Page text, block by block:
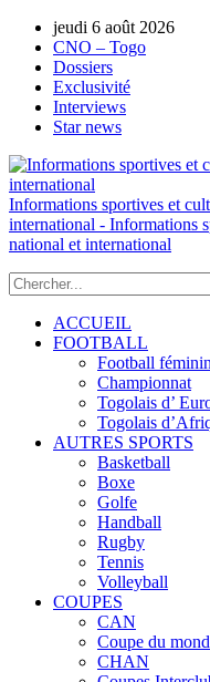
jeudi 6 août 2026
CNO – Togo
Dossiers
Exclusivité
Interviews
Star news
Informations sportives et
international - Informations
national et international
ACCUEIL
FOOTBALL
Football féminin
Championnat
Togolais d’
Togolais
AUTRES SPORTS
Basketball
Boxe
Golfe
Handball
Rugby
Tennis
Volleyball
COUPES
CAN
Coupe du
CHAN